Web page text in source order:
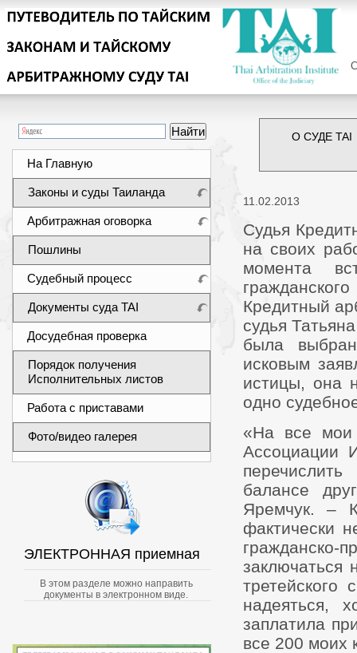
На Главную
Законы и суды Таиланда
Арбитражная оговорка
Пошлины
Судебный процесс
Документы суда TAI
Досудебная проверка
Порядок получения
Исполнительных листов
Работа с приставами
Фото/видео галерея
ЭЛЕКТРОННАЯ приемная
В этом разделе можно направить
документы в электронном виде.
О СУДЕ TAI
11.02.2013
Судья
на своих
момента
Кредитный
судья
была
исковым
истицы, она
одно
«На все мои
Ассоциации
балансе
Яремчук. –
фактически
гражданско-
заключаться
надеяться,
заплатила
все 200 моих